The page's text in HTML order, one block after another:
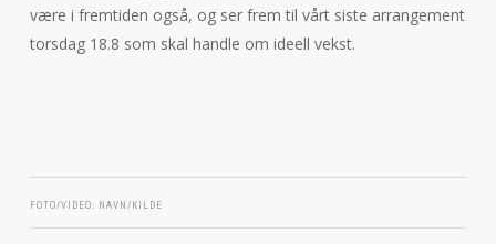
være i fremtiden også, og ser frem til vårt siste arrangement
torsdag 18.8 som skal handle om ideell vekst.
FOTO/VIDEO: NAVN/KILDE